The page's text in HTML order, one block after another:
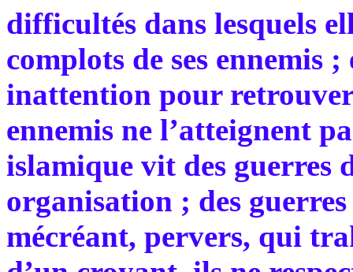
difficultés dans lesquels
complots de ses ennemis
inattention pour retrouver
ennemis ne l’atteignent
islamique vit des guerres
organisation ; des
mécréant, pervers, qui